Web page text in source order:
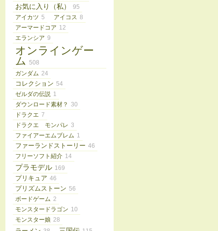
お気に入り（私）
95
アイカツ 5 アイコス 8
アーマードコア 12
エランシア 9
オンラインゲー
ム 508
ガンダム 24
コレクション 54
ゼルダの伝説 1
ダウンロード素材？ 30
ドラクエ 7
ドラクエ モンパレ 3
ファイアーエムブレム 1
ファーランドストーリー 46
フリーソフト紹介 14
プラモデル 169
プリキュア 46
プリズムストーン 56
ボードゲーム 2
モンスタードラゴン 10
モンスター娘 28